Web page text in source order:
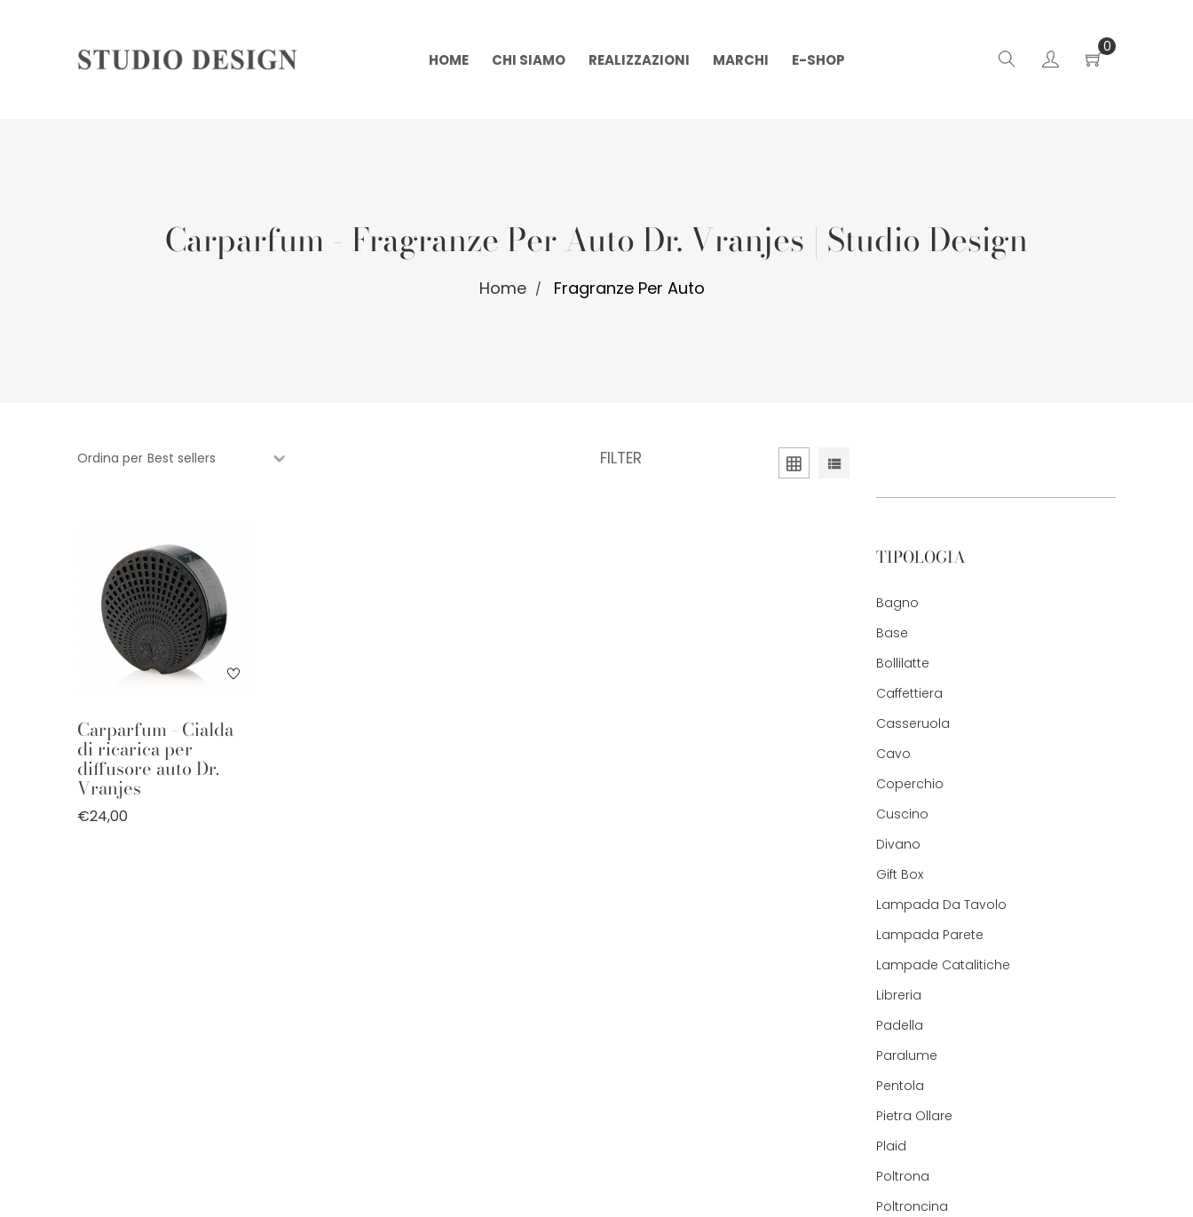
HOME CHI SIAMO REALIZZAZIONI MARCHI E-SHOP
0
Carparfum - Fragranze Per Auto Dr. Vranjes | Studio Design
Home Fragranze Per Auto
Ordina per FILTER
Carparfum - Cialda
di ricarica per
diffusore auto Dr.
Vranjes
€24,00
TIPOLOGIA
Bagno
Base
Bollilatte
Caffettiera
Casseruola
Cavo
Coperchio
Cuscino
Divano
Gift Box
Lampada Da Tavolo
Lampada Parete
Lampade Catalitiche
Libreria
Padella
Paralume
Pentola
Pietra Ollare
Plaid
Poltrona
Poltroncina